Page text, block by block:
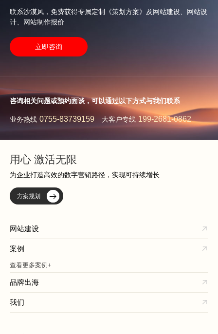
联系沙漠风，免费获得专属定制《策划方案》及网站建设、网站设
计、网站制作报价
立即咨询
咨询相关问题或预约面谈，可以通过以下方式与我们联系
业务热线 0755-83739159 大客户专线 199-2681-0862
用心 激活无限
为企业打造高效的数字营销路径，实现可持续增长
方案规划
网站建设
案例
查看更多案例+
品牌出海
我们